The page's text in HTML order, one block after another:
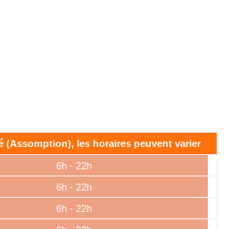
(Assomption), les horaires peuvent varier
6h - 22h
6h - 22h
6h - 22h